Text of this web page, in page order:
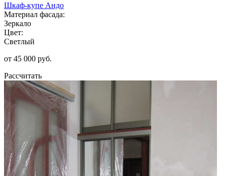
Шкаф-купе Андо
Материал фасада:
Зеркало
Цвет:
Светлый
от 45 000 руб.
Рассчитать